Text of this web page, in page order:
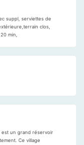
suppl, serviettes de
clos,
min,
est un grand réservoir
Ce village